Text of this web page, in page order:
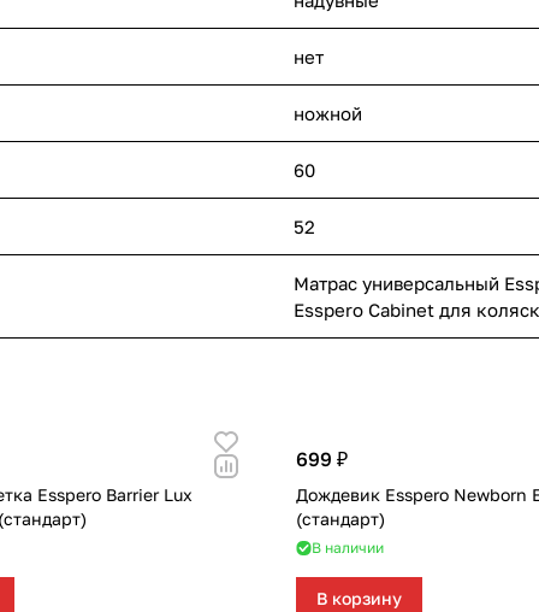
нет
ножной
60
52
Матрас универсальный
Esspero Cabinet для
Esspero Barrier Lux
699 ₽
Дождевик Esspero Newborn
(стандарт)
В наличии
В корзину